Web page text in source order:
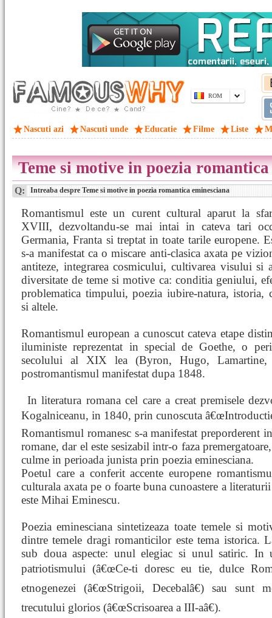
ROM
Nascuti azi Nascuti unde Educatie Filme Liste
Teme si motive in poezia
Q: Intreaba despre Teme si motive in poezia romantica eminesciana
Romantismul este un curent cultural aparut la
XVIII, dezvoltandu-se mai intai in cateva tari
Germania, Franta si treptat in toate tarile europene.
s-a manifestat ca o miscare anti-clasica axata pe
antiteze, integrarea cosmicului, cultivarea visului si
diversitate de teme si motive ca: conditia geniului,
problematica timpului, poezia iubire-natura, istoria,
si altele.
Romantismul european a cunoscut cateva etape
iluministe reprezentat in special de Goethe, o
secolului al XIX lea (Byron, Hugo,
postromantismul manifestat dupa 1848.
Inliteratura romana cel care a creat premisele
Kogalniceanu, in 1840, prin cunoscuta
Romantismul romanesc s-a manifestat preporderent
romane, dar el este sesizabil intr-o faza
culme in perioada junista prin poezia eminesciana.
Poetul care a conferit accente europene
culturala axata pe o foarte buna cunoastere a
este Mihai Eminescu.
Poezia eminesciana sintetizeaza toate temele si
dintre temele dragi romanticilor este tema istorica.
sub doua aspecte: unul elegiac si unul satiric. In
patriotismului (â€œCe-ti doresc eu tie, dulce
etnogenezei (â€œStrigoii, Decebalâ€) sau sunt
trecutului glorios (â€œScrisoarea a III-aâ€).